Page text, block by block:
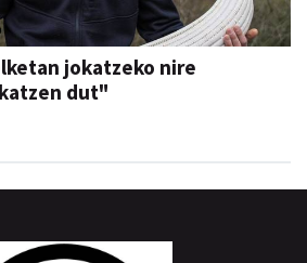
jokatzeko nire
dut"